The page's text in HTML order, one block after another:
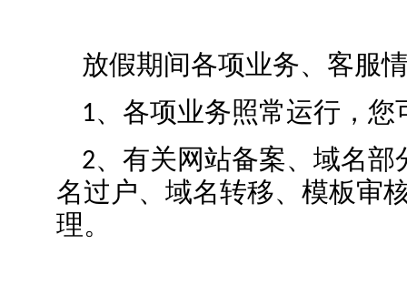
放假期间各项业务、客服
1、各项业务照常运行，您
2、有关网站备案、域名部
名过户、域名转移、模板审
理。